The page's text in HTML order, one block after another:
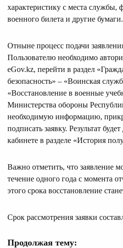
характеристику с места службы,
военного билета и другие бумаги.
Отныне процесс подачи
Пользователю необходимо
eGov.kz, перейти в раздел
безопасность» – «Воинская
«Восстановление в военные
Министерства обороны
необходимую информацию,
подписать заявку. Результат
кабинете в разделе «История
Важно отметить, что заявление
течение одного года с момента
этого срока восстановление
Срок рассмотрения заявки
Продолжая тему: